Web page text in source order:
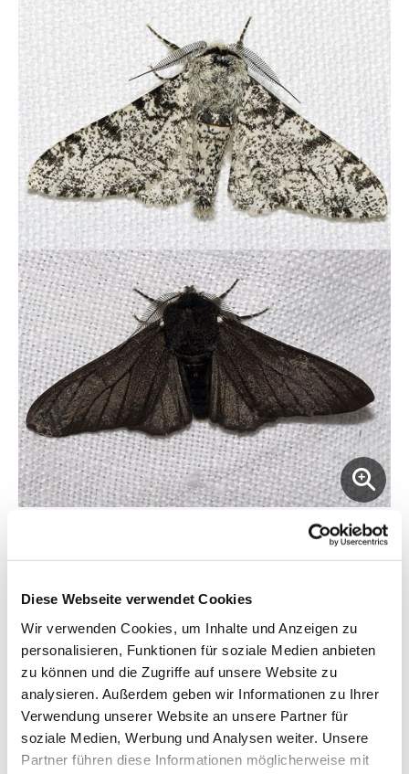
Diese Webseite verwendet Cookies
Wir verwenden Cookies, um Inhalte und Anzeigen zu
personalisieren, Funktionen für soziale Medien anbieten
zu können und die Zugriffe auf unsere Website zu
analysieren. Außerdem geben wir Informationen zu Ihrer
Verwendung unserer Website an unsere Partner für
soziale Medien, Werbung und Analysen weiter. Unsere
Partner führen diese Informationen möglicherweise mit
In un ambiente in cui le falene di betulla chiare vengono
mangiate più spesso, la varietà scura è più comune. Immagine:
Olaf Leillinger/Wikimedia Commons
Col tempo, una caratteristica che migliora la
mimetizzazione diventerà sempre più comune in
un gruppo di animali. La natura infatti seleziona
gli individui che si mimetizzano meglio, mentre
gli altri si estinguono prima che abbiano avuto il
tempo di riprodursi. Questo fenomeno è stato